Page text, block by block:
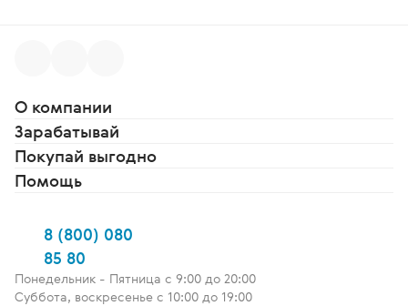
О компании
Зарабатывай
Покупай выгодно
Помощь
8 (800) 080
85 80
Понедельник - Пятница c 9:00 до 20:00
Суббота, воскресенье с 10:00 до 19:00